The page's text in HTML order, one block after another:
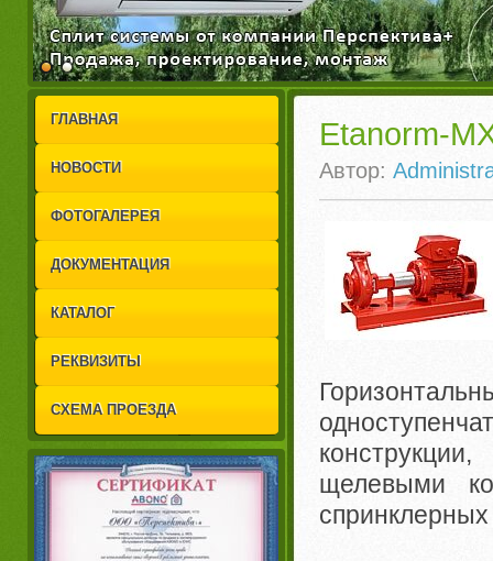
1
2
ГЛАВНАЯ
НОВОСТИ
ФОТОГАЛЕРЕЯ
ДОКУМЕНТАЦИЯ
КАТАЛОГ
РЕКВИЗИТЫ
СХЕМА ПРОЕЗДА
Etanorm-
Автор:
щелевыми